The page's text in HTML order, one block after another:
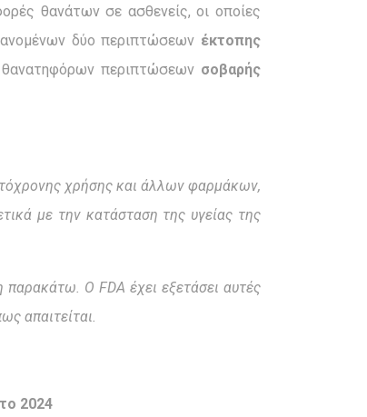
θανάτων σε ασθενείς, οι οποίες
δύο περιπτώσεων έκτοπης
θανατηφόρων περιπτώσεων σοβαρής
χρήσης και άλλων φαρμάκων,
με την κατάσταση της υγείας της
Ο FDA έχει εξετάσει αυτές
απαιτείται.
2024